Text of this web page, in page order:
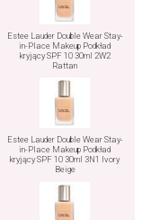
Estee Lauder Double Wear Stay-
in-Place Makeup Podkład
kryjący SPF 10 30ml 2W2
Rattan
Estee Lauder Double Wear Stay-
in-Place Makeup Podkład
kryjący SPF 10 30ml 3N1 Ivory
Beige